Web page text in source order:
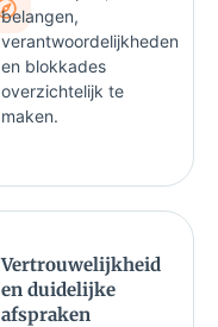
belangen,
verantwoordelijkheden
en blokkades
overzichtelijk te
maken.
Vertrouwelijkheid
en duidelijke
afspraken